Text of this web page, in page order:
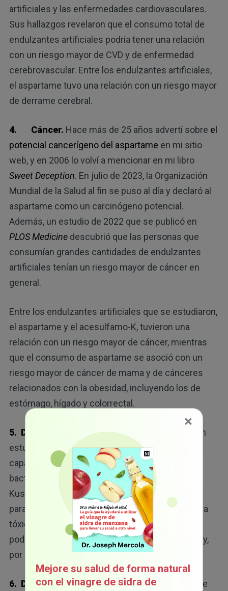
artificiales y las enfermedades cardiovasculares.
Sus hallazgos revelaron que el consumo total de
endulzantes artificiales podría tener una relación
con un riesgo mayor de CVD y de enfermedad
cerebrovascular. Entre los endulzantes artificiales,
el aspartame tuvo una relación con un riesgo mayor
de derrame cerebral.
4. Cáncer. Hace más de 25 años advertí sobre el
potencial cancerígeno del aspartame en mi sitio
web, y en 2006 lo volví a mencionar en mi libro
Sweet Deception. En julio de 2023, la Organización
Mundial de la Salud al fin se puso al día y declaró al
aspartame como un carcinógeno potencial.
Además, un estudio de 2022 que se publicó en
PLOS Medicinedescubrió que las personas que
consumían grandes cantidades de endulzantes
artificiales tenían un riesgo mayor de cáncer en
general.
Entre los endulzantes artificiales que se estudiaron,
el aspartame y el acesulfamo-K, tuvieron una
relación con un riesgo mayor de cáncer, mientras
que el consumo de aspartame se asoció con un
riesgo mayor de cáncer de mama y de cánceres
relacionados con la obesidad, incluyendo los de
estómago, hígado y colorrectal.
5. Desequilibrio del microbioma intestinal.
Un
estudio que se publicó enMolecules
capacidad del aspartame para dañar y matar las
bacterias beneficiosas del intestino. Ariel
Kushmaro, Ph. D., autor principal del estudio, dijo
para
Business Insiderque, “no afirmamos que sea
tóxico para los seres humanos. Afirmamos que
podría ser tóxico para las bacterias del intestino y,
por lo tanto, nos podría influir”.
6. Daño al hígado.Una de las consecuencias de
×
Mejore su salud de forma natural
con el vinagre de sidra de